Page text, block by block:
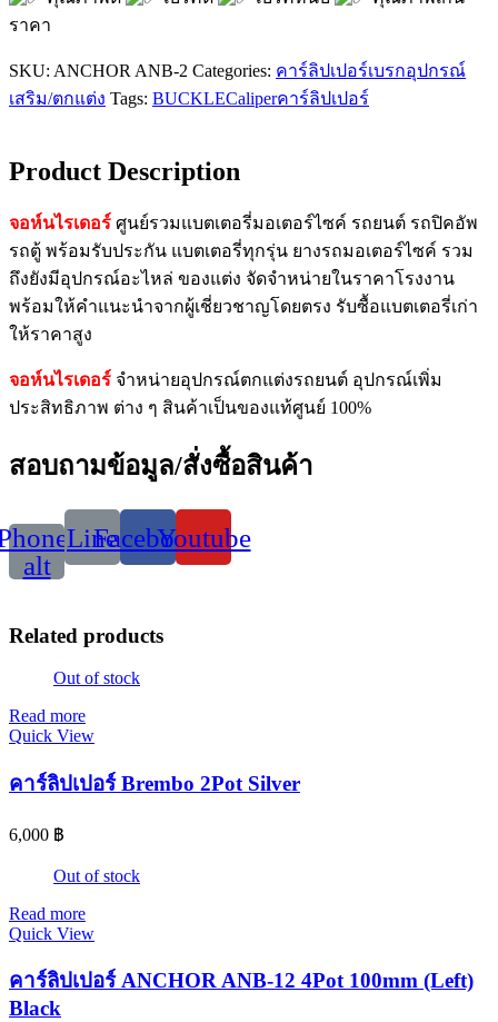
ราคา
SKU: ANCHOR ANB-2 Categories: คาร์ลิปเปอร์เบรกอุปกรณ์
เสริม/ตกแต่ง Tags: BUCKLECaliperคาร์ลิปเปอร์
Product Description
จอห์นไรเดอร์ ศูนย์รวมแบตเตอรี่มอเตอร์ไซค์ รถยนต์ รถปิคอัพ
รถตู้ พร้อมรับประกัน แบตเตอรี่ทุกรุ่น ยางรถมอเตอร์ไซค์ รวม
ถึงยังมีอุปกรณ์อะไหล่ ของแต่ง จัดจำหน่ายในราคาโรงงาน
พร้อมให้คำแนะนำจากผู้เชี่ยวชาญโดยตรง รับซื้อแบตเตอรี่เก่า
ให้ราคาสูง
จอห์นไรเดอร์ จำหน่ายอุปกรณ์ตกแต่งรถยนต์ อุปกรณ์เพิ่ม
ประสิทธิภาพ ต่าง ๆ สินค้าเป็นของแท้ศูนย์ 100%
สอบถามข้อมูล/สั่งซื้อสินค้า
alt
LineFacebookYoutube
Related products
Out of stock
Read more
Quick View
คาร์ลิปเปอร์ Brembo 2Pot Silver
6,000 ฿
Out of stock
Read more
Quick View
คาร์ลิปเปอร์ ANCHOR ANB-12 4Pot 100mm (Left)
Black